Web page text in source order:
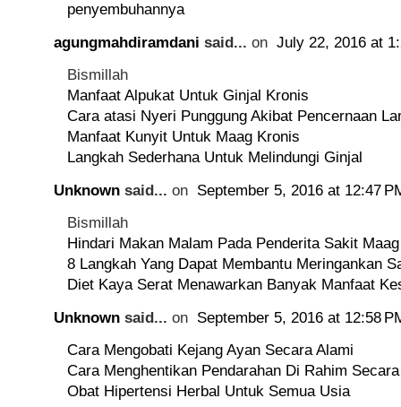
penyembuhannya
agungmahdiramdani said... on July 22, 2016 at
Bismillah
Manfaat Alpukat Untuk Ginjal Kronis
Cara atasi Nyeri Punggung Akibat Pencernaan
Manfaat Kunyit Untuk Maag Kronis
Langkah Sederhana Untuk Melindungi Ginjal
Unknown said... on September 5, 2016 at 12:47
Bismillah
Hindari Makan Malam Pada Penderita Sakit Maag
8 Langkah Yang Dapat Membantu Meringankan
Diet Kaya Serat Menawarkan Banyak Manfaat
Unknown said... on September 5, 2016 at 12:58
Cara Mengobati Kejang Ayan Secara Alami
Cara Menghentikan Pendarahan Di Rahim
Obat Hipertensi Herbal Untuk Semua Usia